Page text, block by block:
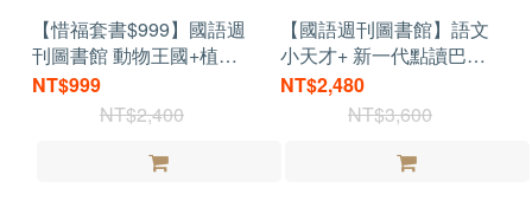
【惜福套書$999】國語週
刊圖書館 動物王國+植物
王國 精裝共4冊
NT$999
NT$2,400
【國語週刊圖書館】語文
小天才+ 新一代點讀巴弟
筆
NT$2,480
NT$3,600